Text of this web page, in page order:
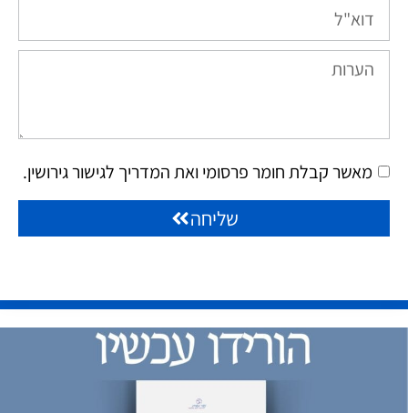
מאשר קבלת חומר פרסומי ואת המדריך לגישור גירושין.
שליחה